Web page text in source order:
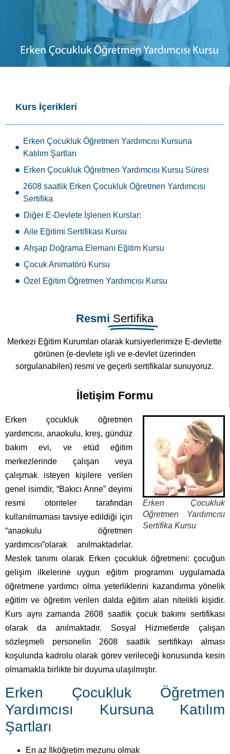
Kurs İçerikleri
Katılım Şartları
2608 saatlik Erken Çocukluk Öğretmen Yardımcısı
Sertifika
Diğer E-Devlete İşlenen Kurslar:
Aile Eğitimi Sertifikası Kursu
Ahşap Doğrama Elemanı Eğitim Kursu
Çocuk Animatörü Kursu
Özel Eğitim Öğretmen Yardımcısı Kursu
Resmi
sorgulanabilen) resmi ve geçerli sertifikalar sunuyoruz.
İletişim Formu
Erken Çocukluk
Öğretmen Yardımcısı
Sertifika Kursu
Erken çocukluk öğretmen
bakım evi, ve etüd eğitim
çalışmak isteyen kişilere verilen
genel isimdir, “Bakıcı Anne” deyimi
resmi otoriteler tarafından
kullanılmaması tavsiye edildiği için
“anaokulu öğretmen
yardımcısı”olarak anılmaktadırlar.
Meslek tanımı olarak Erken çocukluk öğretmeni: çocuğun
gelişim ilkelerine uygun eğitim programını uygulamada
öğretmene yardımcı olma yeterliklerini kazandırma yönelik
eğitim ve öğretim verilen dalda eğitim alan nitelikli kişidir.
Kurs aynı zamanda 2608 saatlik çocuk bakımı sertifikası
olarak da anılmaktadır. Sosyal Hizmetlerde çalışan
sözleşmeli personelin 2608 saatlik sertifikayı alması
koşulunda kadrolu olarak görev verileceği konusunda kesin
olmamakla birlikte bir duyuma ulaşılmıştır.
Erken Çocukluk Öğretmen
Yardımcısı Kursuna Katılım
Şartları
En az İlköğretim mezunu olmak
Mesleğin gerektirdiği işleri ve yeterlikleri yapacak
bedensel ve fiziksel özelliklere sahip olmak